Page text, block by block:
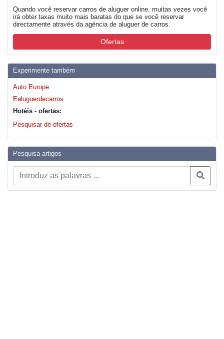
Quando você reservar carros de aluguer online, muitas vezes você
irá obter taxas muito mais baratas do que se você reservar
directamente através da agência de aluguer de carros.
Ofertas
Experimente também
Auto Europe
Ealuguerdecarros
Hotéis - ofertas:
Pesquisar de ofertas
Pesquisa artigos